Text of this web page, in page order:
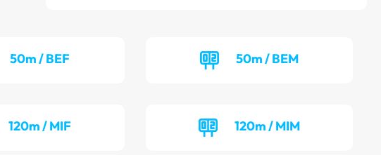
50m / BEF 50m / BEM
120m / MIF 120m / MIM